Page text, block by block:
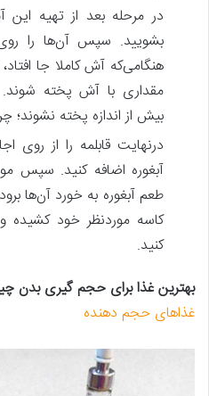
در مرحله بعد از تهیه
بشویید. سپس آن‌ها را
هنگامی‌که آش کاملا جا
مقداری با آش پخته
بیش‌ از اندازه پخته نشوند؛
درنهایت قابلمه را از روی
آبغوره اضافه کنید. سپس
طعم آبغوره به خورد آن‌ها
کاسه موردنظر خود کشیده و
کنید.
بهترین غذا برای حجم گیری بدن
غذاهای حجم دهنده